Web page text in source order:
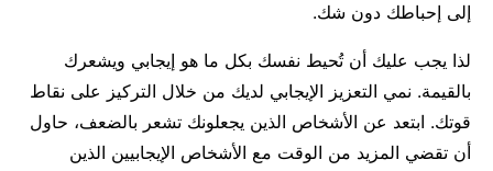
إلى إحباطك دون شك.
لذا يجب عليك أن تُحيط نفسك بكل ما هو إيجابي ويشعرك
بالقيمة. نمي التعزيز الإيجابي لديك من خلال التركيز على نقاط
قوتك. ابتعد عن الأشخاص الذين يجعلونك تشعر بالضعف، حاول
أن تقضي المزيد من الوقت مع الأشخاص الإيجابيين الذين